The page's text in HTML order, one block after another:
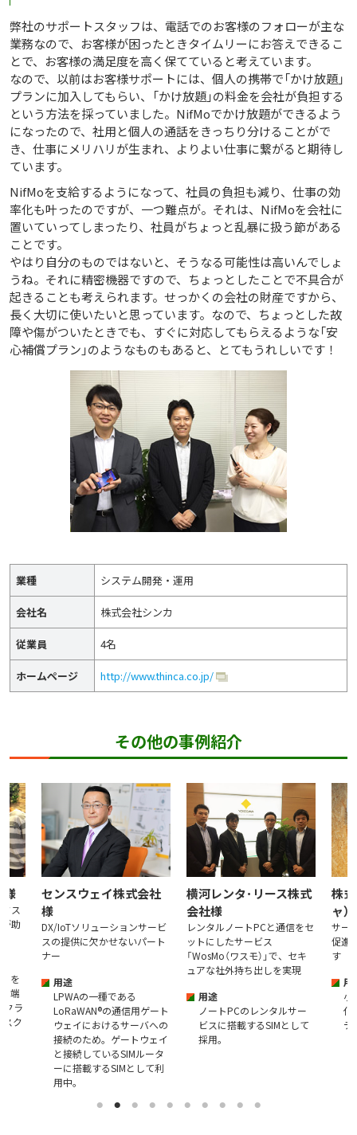
弊社のサポートスタッフは、電話でのお客様のフォローが主な
業務なので、お客様が困ったときタイムリーにお答えできるこ
とで、お客様の満足度を高く保てていると考えています。
なので、以前はお客様サポートには、個人の携帯で「かけ放題」
プランに加入してもらい、「かけ放題」の料金を会社が負担する
という方法を採っていました。NifMoでかけ放題ができるよう
になったので、社用と個人の通話をきっちり分けることがで
き、仕事にメリハリが生まれ、よりよい仕事に繋がると期待し
ています。
NifMoを支給するようになって、社員の負担も減り、仕事の効
率化も叶ったのですが、一つ難点が。それは、NifMoを会社に
置いていってしまったり、社員がちょっと乱暴に扱う節がある
ことです。
やはり自分のものではないと、そうなる可能性は高いんでしょ
うね。それに精密機器ですので、ちょっとしたことで不具合が
起きることも考えられます。せっかくの会社の財産ですから、
長く大切に使いたいと思っています。なので、ちょっとした故
障や傷がついたときでも、すぐに対応してもらえるような「安
心補償プラン」のようなものもあると、とてもうれしいです！
業種 システム開発・運用
会社名 株式会社シンカ
従業員 4名
ホームページ http://www.thinca.co.jp/
その他の事例紹介
様
ス
助
を
端
クラ
スク
センスウェイ株式会社
様
DX/IoTソリューションサービ
スの提供に欠かせないパート
ナー
用途
LPWAの一種である
LoRaWAN®の通信用ゲート
ウェイにおけるサーバへの
接続のため。ゲートウェイ
と接続しているSIMルータ
ーに搭載するSIMとして利
用中。
横河レンタ･リース株式
会社様
レンタルノートPCと通信をセ
ットにしたサービス
「WosMo（ワスモ）」で、セキ
ュアな社外持ち出しを実現
用途
ノートPCのレンタルサー
ビスに搭載するSIMとして
採用。
株
ャ）
サー
促進
す
用
小
化
デ